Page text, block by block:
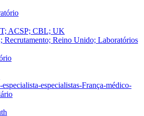
ACSP; CBL; UK
Reino Unido; Laboratórios
especialistas-França-médico-